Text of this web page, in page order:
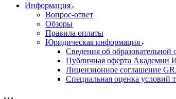
Информация
Вопрос-ответ
Обзоры
Правила оплаты
Юридическая информация
Сведения об образовательной
Публичная оферта Академии
Лицензионное соглашение
Специальная оценка условий